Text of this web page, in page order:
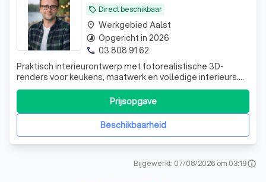
local_offer Direct beschikbaar
Praktisch interieurontwerp met fotorealistische 3D-
renders voor keukens, maatwerk en volledige interieurs.
Duidelijke plannen, realistische visualisaties en advies op
maat in Provincie Antwerpen.
Beschikbaarheid
Prijsopgave
place Werkgebied Aalst
timelapse Opgericht in 2026
phone 03 808 91 62
Bijgewerkt: 07/08/2026 om 03:19info